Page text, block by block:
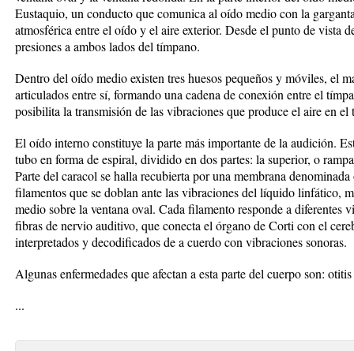
Eustaquio, un conducto que comunica al oído medio con la
atmosférica entre el oído y el aire exterior. Desde el punto de vista
presiones a ambos lados del tímpano.
Dentro del oído medio existen tres huesos pequeños y móviles, el
articulados entre sí, formando una cadena de conexión entre el
posibilita la transmisión de las vibraciones que produce el aire en
El oído interno constituye la parte más importante de la audición.
tubo en forma de espiral, dividido en dos partes: la superior, o
Parte del caracol se halla recubierta por una membrana
filamentos que se doblan ante las vibraciones del líquido linfático,
medio sobre la ventana oval. Cada filamento responde a diferentes
fibras de nervio auditivo, que conecta el órgano de Corti con el
interpretados y decodificados de a cuerdo con vibraciones sonoras.
Algunas enfermedades que afectan a esta parte del cuerpo son:
...